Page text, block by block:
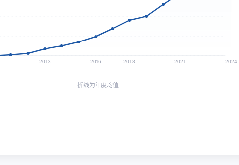
2013 2016 2018 2021 2024
折线为年度均值